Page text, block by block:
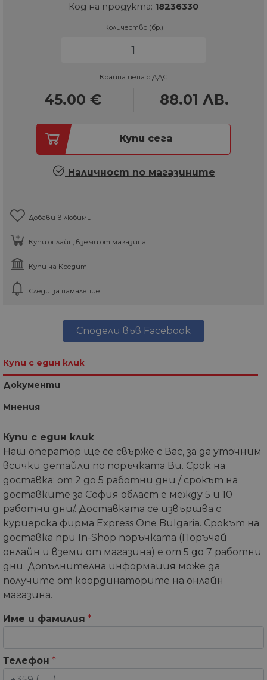
Код на продукта: 18236330
Количество (бр.)
Крайна цена с ДДС
45.00 € 88.01 ЛВ.
Купи сега
Наличност по магазините
Добави в любими
Купи онлайн, вземи от магазина
Купи на Кредит
Следи за намаление
Сподели във Facebook
Купи с един клик
Документи
Мнения
Купи с един клик
Наш оператор ще се свърже с Вас, за да уточним
всички детайли по поръчката Ви. Срок на
доставка: от 2 до 5 работни дни / срокът на
доставките за София област е между 5 и 10
работни дни/. Доставката се извършва с
куриерска фирма Express One Bulgaria. Срокът на
доставка при In-Shop поръчката (Поръчай
онлайн и вземи от магазина) е от 5 до 7 работни
дни. Допълнителна информация може да
получите от координаторите на онлайн
магазина.
Име и фамилия *
Телефон *